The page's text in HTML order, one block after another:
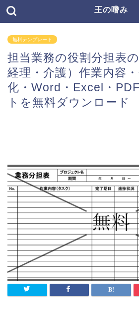
王の嗜み
無料テンプレート
担当業務の役割分担表
経理・介護）作業内容
化・Word・Excel・
トを無料ダウンロード